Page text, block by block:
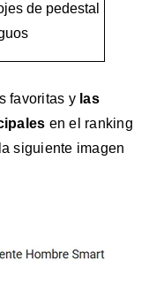
de pedestal
favoritas y las
en el ranking
siguiente imagen